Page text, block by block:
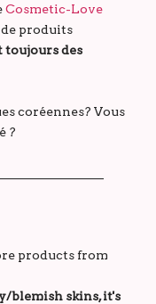
Cosmetic-Love
produits
toujours des
coréennes? Vous
?
products from
blemish skins, it's